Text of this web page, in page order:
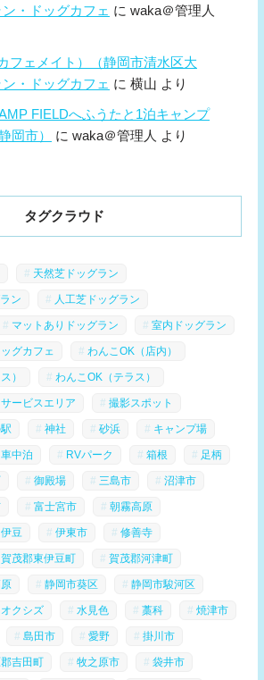
・ドッグカフェ に waka＠管理人
フェメイト）（静岡市清水区大
・ドッグカフェ に 横山 より
FIELDへふうたと1泊キャンプ
岡市）
に waka＠管理人 より
タグクラウド
天然芝ドッグラン
ン 人工芝ドッグラン
マットありドッグラン 室内ドッグラン
ッグカフェ わんこOK（店内）
） わんこOK（テラス）
サービスエリア 撮影スポット
神社 砂浜 キャンプ場
車中泊 RVパーク 箱根 足柄
御殿場 三島市 沼津市
富士宮市 朝霧高原
伊豆 伊東市 修善寺
賀茂郡東伊豆町 賀茂郡河津町
静岡市葵区 静岡市駿河区
オクシズ 水見色 藁科 焼津市
島田市 愛野 掛川市
吉田町 牧之原市 袋井市